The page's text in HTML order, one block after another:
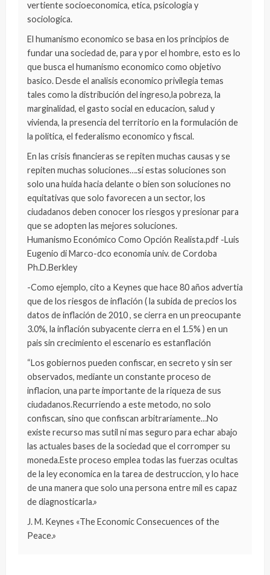
vertiente socioeconomica, etica, psicologia y
sociologica.
El humanismo economico se basa en los principios de
fundar una sociedad de, para y por el hombre, esto es lo
que busca el humanismo economico como objetivo
basico. Desde el analisis economico privilegia temas
tales como la distribución del ingreso,la pobreza, la
marginalidad, el gasto social en educacion, salud y
vivienda, la presencia del territorio en la formulación de
la politica, el federalismo economico y fiscal.
En las crisis financieras se repiten muchas causas y se
repiten muchas soluciones….si estas soluciones son
solo una huida hacia delante o bien son soluciones no
equitativas que solo favorecen a un sector, los
ciudadanos deben conocer los riesgos y presionar para
que se adopten las mejores soluciones.
Humanismo Económico Como Opción Realista.pdf -Luis
Eugenio di Marco-dco economia univ. de Cordoba
Ph.D.Berkley
-Como ejemplo, cito a Keynes que hace 80 años advertia
que de los riesgos de inflación ( la subida de precios los
datos de inflación de 2010 , se cierra en un preocupante
3.0%, la inflación subyacente cierra en el 1.5% ) en un
pais sin crecimiento el escenario es estanflación
“Los gobiernos pueden confiscar, en secreto y sin ser
observados, mediante un constante proceso de
inflacion, una parte importante de la riqueza de sus
ciudadanos.Recurriendo a este metodo, no solo
confiscan, sino que confiscan arbitrariamente…No
existe recurso mas sutil ni mas seguro para echar abajo
las actuales bases de la sociedad que el corromper su
moneda.Este proceso emplea todas las fuerzas ocultas
de la ley economica en la tarea de destruccion, y lo hace
de una manera que solo una persona entre mil es capaz
de diagnosticarla.»
J. M. Keynes «The Economic Consecuences of the
Peace.»